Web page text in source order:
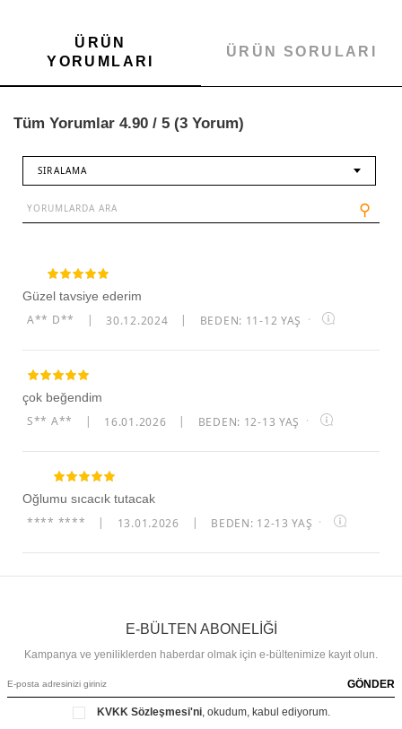
ÜRÜN
YORUMLARI
ÜRÜN SORULARI
Tüm Yorumlar 4.90 / 5 (3 Yorum)
SIRALAMA
⚲
Güzel tavsiye ederim
A** D** 30.12.2024 BEDEN: 11-12 YAŞ ·
çok beğendim
S** A** 16.01.2026 BEDEN: 12-13 YAŞ ·
Oğlumu sıcacık tutacak
**** **** 13.01.2026 BEDEN: 12-13 YAŞ ·
E-BÜLTEN ABONELİĞİ
Kampanya ve yeniliklerden haberdar olmak için e-bültenimize kayıt olun.
GÖNDER
KVKK Sözleşmesi'ni, okudum, kabul ediyorum.